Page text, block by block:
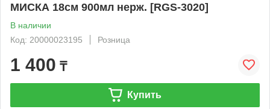
МИСКА 18см 900мл нерж. [RGS-3020]
В наличии
Код: 20000023195
Розница
1 400 ₸
Купить